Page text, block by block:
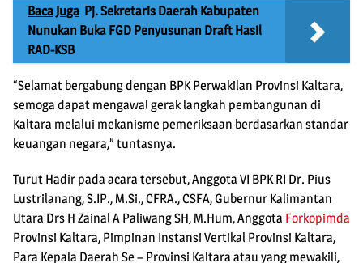
Baca Juga Pj. Sekretaris Daerah Kabupaten
Nunukan Buka FGD Penyusunan Draft Hasil
RAD-KSB
“Selamat bergabung dengan BPK Perwakilan Provinsi Kaltara,
semoga dapat mengawal gerak langkah pembangunan di
Kaltara melalui mekanisme pemeriksaan berdasarkan standar
keuangan negara,” tuntasnya.
Turut Hadir pada acara tersebut, Anggota VI BPK RI Dr. Pius
Lustrilanang, S.IP., M.Si., CFRA., CSFA, Gubernur Kalimantan
Utara Drs H Zainal A Paliwang SH, M.Hum, Anggota Forkopimda
Provinsi Kaltara, Pimpinan Instansi Vertikal Provinsi Kaltara,
Para Kepala Daerah Se – Provinsi Kaltara atau yang mewakili,